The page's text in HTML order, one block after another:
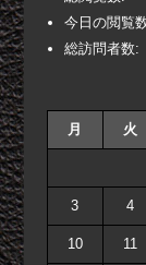
今日の閲覧
総訪問者数:
月
火
3 4
10 11